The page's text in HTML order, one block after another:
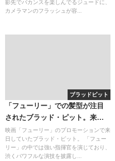
影先でバカンスを楽しんでるジュードに、
カメラマンのフラッシュが容...
ブラッドピット
「フューリー」での髪型が注目
されたブラッド・ピット。来日
の目的は子供からのお遣いも兼
ねてた（笑）
映画「フューリー」のプロモーションで来
日していたブラッド・ピット。 「フュー
リー」の中では強い指揮官を演じており、
渋くパワフルな演技を披露し...